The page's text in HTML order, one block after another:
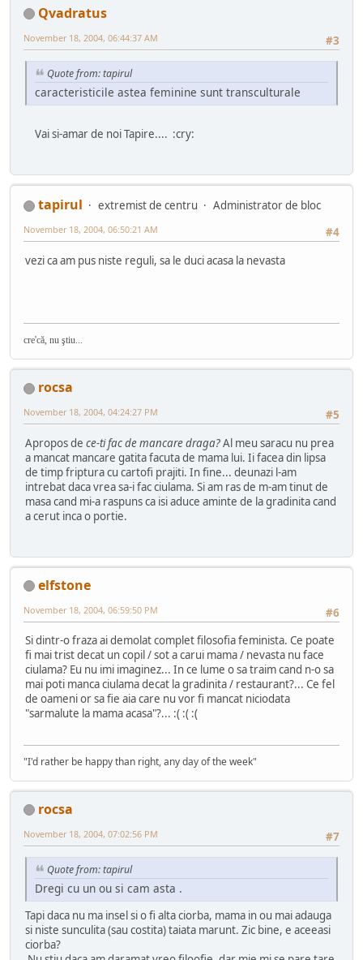
Qvadratus
#3
November 18, 2004, 06:44:37 AM
Quote from: tapirul
caracteristicile astea feminine sunt transculturale
Vai si-amar de noi Tapire.... :cry:
tapirul extremist de centru
Administrator de bloc
#4
November 18, 2004, 06:50:21 AM
vezi ca am pus niste reguli, sa le duci acasa la nevasta
cre'că, nu ştiu...
rocsa
#5
November 18, 2004, 04:24:27 PM
Apropos de ce-ti fac de mancare draga?Al meu saracu nu prea
a mancat mancare gatita facuta de mama lui. Ii facea din lipsa
de timp friptura cu cartofi prajiti. In fine... deunazi l-am
intrebat daca vrea sa-i fac ciulama. Si am ras de m-am tinut de
masa cand mi-a raspuns ca isi aduce aminte de la gradinita cand
a cerut inca o portie.
elfstone
#6
November 18, 2004, 06:59:50 PM
Si dintr-o fraza ai demolat complet filosofia feminista. Ce poate
fi mai trist decat un copil / sot a carui mama / nevasta nu face
ciulama? Eu nu imi imaginez... In ce lume o sa traim cand n-o sa
mai poti manca ciulama decat la gradinita / restaurant?... Ce fel
de oameni or sa fie aia care nu vor fi mancat niciodata
"sarmalute la mama acasa"?... :( :( :(
"I'd rather be happy than right, any day of the week"
rocsa
#7
November 18, 2004, 07:02:56 PM
Quote from: tapirul
Dregi cu un ou si cam asta .
Tapi daca nu ma insel si o fi alta ciorba, mama in ou mai adauga
si niste sunculita (sau costita) taiata marunt. Zic bine, e aceeasi
ciorba?